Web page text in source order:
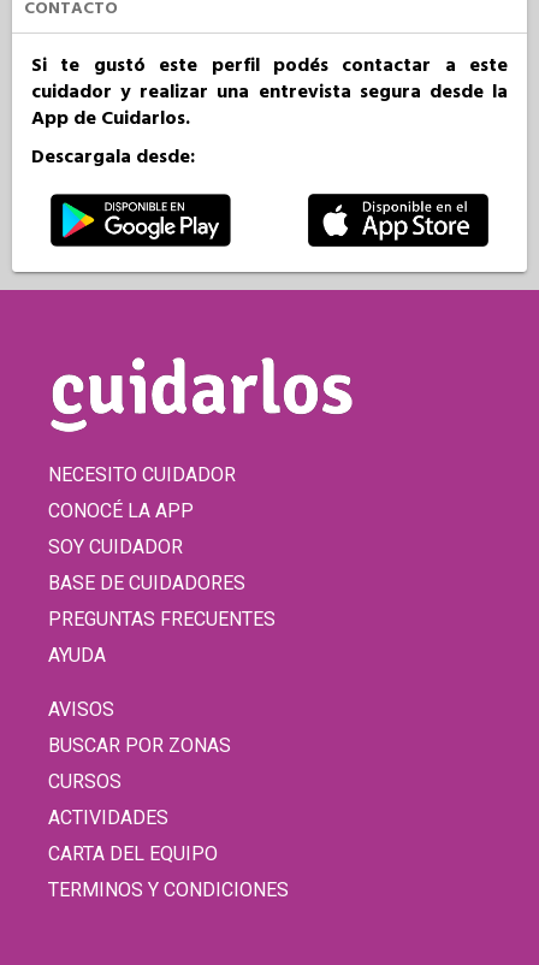
CONTACTO
Si te gustó este perfil podés contactar a este
cuidador y realizar una entrevista segura desde la
App de Cuidarlos.
Descargala desde:
NECESITO CUIDADOR
CONOCÉ LA APP
SOY CUIDADOR
BASE DE CUIDADORES
PREGUNTAS FRECUENTES
AYUDA
AVISOS
BUSCAR POR ZONAS
CURSOS
ACTIVIDADES
CARTA DEL EQUIPO
TERMINOS Y CONDICIONES